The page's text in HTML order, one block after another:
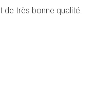
de très bonne qualité.